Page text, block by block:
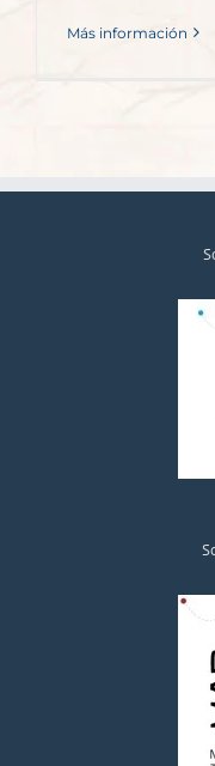
Más información